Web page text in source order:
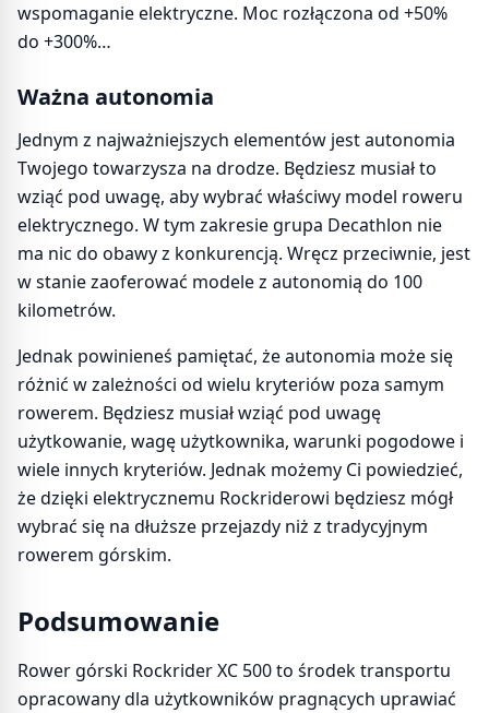
wspomaganie elektryczne. Moc rozłączona od +50%
do +300%…
Ważna autonomia
Jednym z najważniejszych elementów jest autonomia
Twojego towarzysza na drodze. Będziesz musiał to
wziąć pod uwagę, aby wybrać właściwy model roweru
elektrycznego. W tym zakresie grupa Decathlon nie
ma nic do obawy z konkurencją. Wręcz przeciwnie, jest
w stanie zaoferować modele z autonomią do 100
kilometrów.
Jednak powinieneś pamiętać, że autonomia może się
różnić w zależności od wielu kryteriów poza samym
rowerem. Będziesz musiał wziąć pod uwagę
użytkowanie, wagę użytkownika, warunki pogodowe i
wiele innych kryteriów. Jednak możemy Ci powiedzieć,
że dzięki elektrycznemu Rockriderowi będziesz mógł
wybrać się na dłuższe przejazdy niż z tradycyjnym
rowerem górskim.
Podsumowanie
Rower górski Rockrider XC 500 to środek transportu
opracowany dla użytkowników pragnących uprawiać